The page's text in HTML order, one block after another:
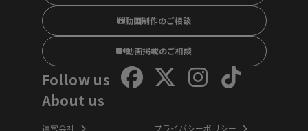
動画制作のご相談
動画掲載のご相談
Follow us
About us
運営会社 プライバシーポリシー